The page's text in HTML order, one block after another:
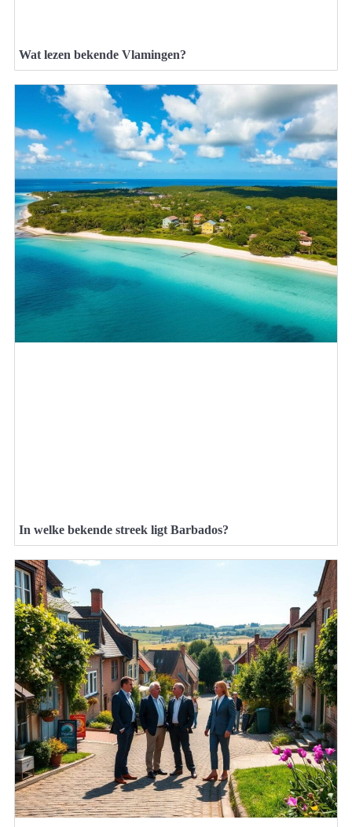
Wat lezen bekende Vlamingen?
In welke bekende streek ligt Barbados?